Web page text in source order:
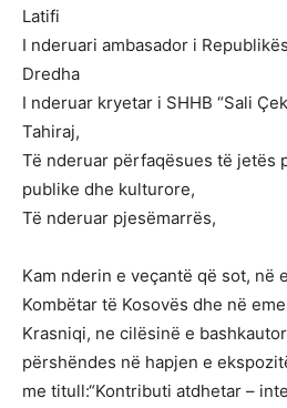
Latifi
I nderuari ambasador i
Dredha
I nderuar kryetar i SHHB “Sali
Tahiraj,
Të nderuar përfaqësues të jetës
publike dhe kulturore,
Të nderuar pjesëmarrës,
Kam nderin e veçantë që sot, në
Kombëtar të Kosovës dhe në
Krasniqi, ne cilësinë e
përshëndes në hapjen e
me titull:“Kontributi atdhetar –